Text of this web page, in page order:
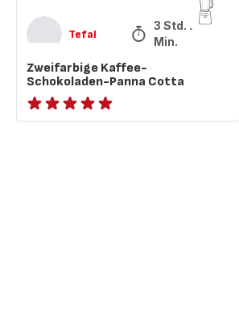
Tefal
3 Std. 28
Min.
Zweifarbige Kaffee-
Schokoladen-Panna Cotta
ratings.NaN